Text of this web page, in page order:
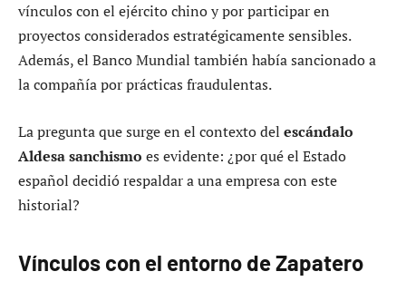
vínculos con el ejército chino y por participar en
proyectos considerados estratégicamente sensibles.
Además, el Banco Mundial también había sancionado a
la compañía por prácticas fraudulentas.
La pregunta que surge en el contexto del escándalo
Aldesa sanchismo es evidente: ¿por qué el Estado
español decidió respaldar a una empresa con este
historial?
Vínculos con el entorno de Zapatero